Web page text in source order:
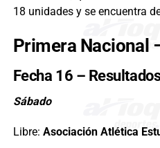
18 unidades y se encuentra
Primera Nacional
Fecha 16 –
Sábado
Libre: Asociación Atlética